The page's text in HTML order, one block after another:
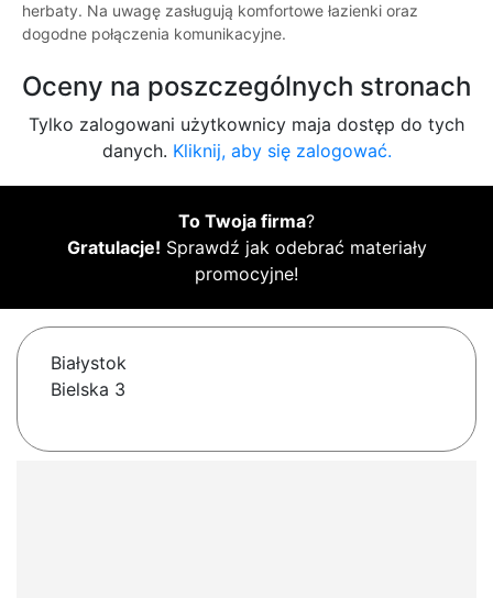
herbaty. Na uwagę zasługują komfortowe łazienki oraz
dogodne połączenia komunikacyjne.
Oceny na poszczególnych stronach
Tylko zalogowani użytkownicy maja dostęp do tych
danych. Kliknij, aby się zalogować.
To Twoja firma?
Gratulacje! Sprawdź jak odebrać materiały
promocyjne!
Białystok
Bielska 3